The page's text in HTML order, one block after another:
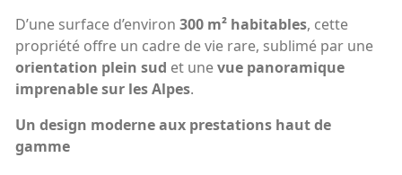
D’une surface d’environ 300 m² habitables, cette
propriété offre un cadre de vie rare, sublimé par une
orientation plein sud et unevue panoramique
imprenable sur les Alpes.
Un design moderne aux prestations haut de
gamme